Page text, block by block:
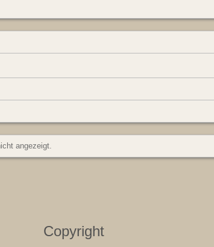
angezeigt.
Copyright